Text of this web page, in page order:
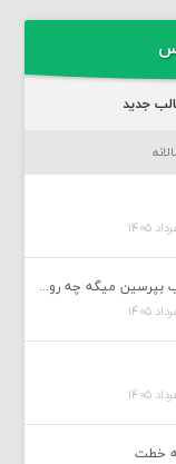
جدید
دانلود آهنگ یوسف زمانی به نام از شب بپرسین میگه چه روزگاری دارم
خطت